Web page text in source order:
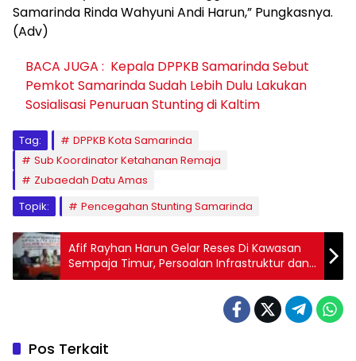
Samarinda Rinda Wahyuni Andi Harun,” Pungkasnya.
(Adv)
BACA JUGA : Kepala DPPKB Samarinda Sebut
Pemkot Samarinda Sudah Lebih Dulu Lakukan
Sosialisasi Penuruan Stunting di Kaltim
Tag:
DPPKB Kota Samarinda
Sub Koordinator Ketahanan Remaja
Zubaedah Datu Amas
Topik:
Pencegahan Stunting Samarinda
Afif Rayhan Harun Gelar Reses Di Kawasan
Sempaja Timur, Persoalan Infrastruktur dan
LPJU Masih Menjadi Keluhan Masyarakat
Pos Terkait